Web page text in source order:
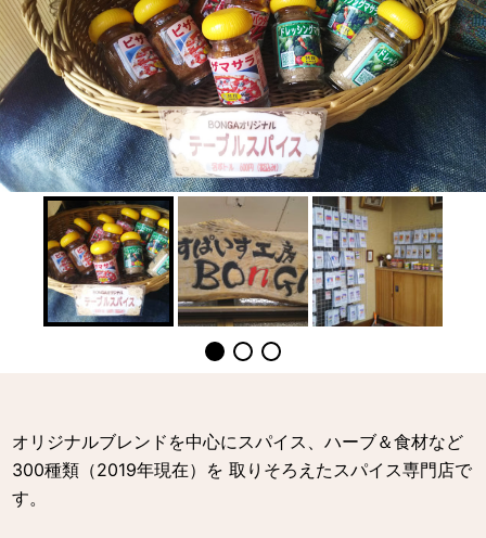
オリジナルブレンドを中心にスパイス、ハーブ＆食材など
300種類（2019年現在）を 取りそろえたスパイス専門店で
す。